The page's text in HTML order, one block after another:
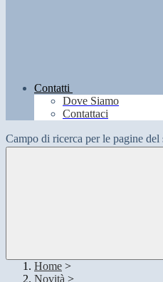
Contatti
Dove Siamo
Contattaci
Campo di ricerca per le pagine del
Home >
Novità >